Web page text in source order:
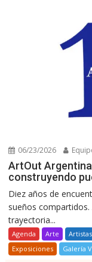
06/23/2026
ArtOut
construyendo
Diez años de
sueños
trayectoria...
Agenda Arte Artistas
Exposiciones
Galería